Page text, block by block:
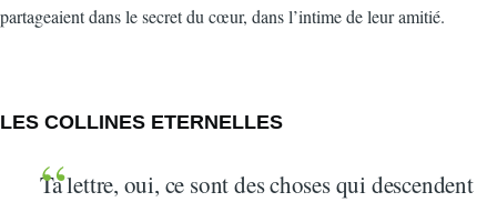
partageaient dans le secret du cœur, dans l’intime de leur amitié.
LES COLLINES ETERNELLES
Ta lettre, oui, ce sont des choses qui descendent